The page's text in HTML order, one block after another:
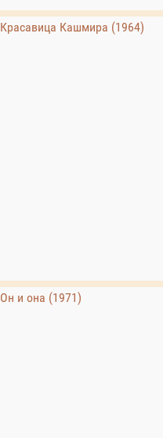
Красавица Кашмира (1964)
Он и она (1971)